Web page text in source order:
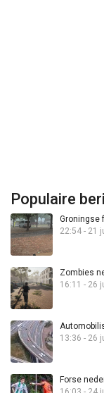
Populaire
Groningse
22:54 - 21
Zombies
16:11 - 26
13:36 - 26
Forse